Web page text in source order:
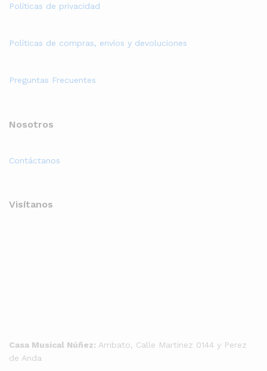
Políticas de privacidad
Políticas de compras, envíos y devoluciones
Preguntas Frecuentes
Nosotros
Contáctanos
Visítanos
Casa Musical Núñez: Ambato, Calle Martinez 0144 y Perez
de Anda